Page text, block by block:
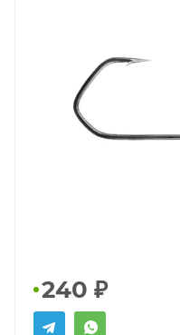
240 ₽